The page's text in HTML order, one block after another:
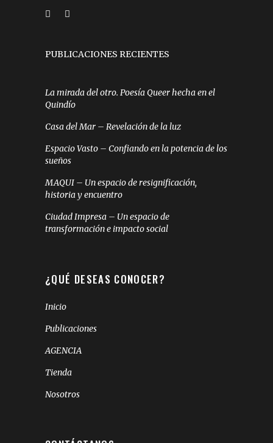
PUBLICACIONES RECIENTES
La mirada del otro. Poesía Queer hecha en el
Quindío
Casa del Mar – Revelación de la luz
Espacio Vasto – Confiando en la potencia de los
sueños
MAQUI – Un espacio de resignificación,
historia y encuentro
Ciudad Impresa – Un espacio de
transformación e impacto social
¿QUÉ DESEAS CONOCER?
Inicio
Publicaciones
AGENCIA
Tienda
Nosotros